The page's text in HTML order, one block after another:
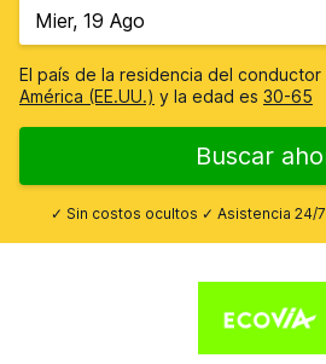
El país de la residencia del conductor
América (EE.UU.) y la edad es 30-65
Buscar
✓ Sin costos ocultos ✓ Asistencia 24/